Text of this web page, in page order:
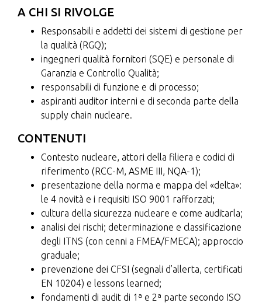
A CHI SI RIVOLGE
Responsabili e addetti dei sistemi di gestione per
la qualità (RGQ);
ingegneri qualità fornitori (SQE) e personale di
Garanzia e Controllo Qualità;
responsabili di funzione e di processo;
aspiranti auditor interni e di seconda parte della
supply chain nucleare.
CONTENUTI
Contesto nucleare, attori della filiera e codici di
riferimento (RCC-M, ASME III, NQA-1);
presentazione della norma e mappa del «delta»:
le 4 novità e i requisiti ISO 9001 rafforzati;
cultura della sicurezza nucleare e come auditarla;
analisi dei rischi; determinazione e classificazione
degli ITNS (con cenni a FMEA/FMECA); approccio
graduale;
prevenzione dei CFSI (segnali d’allerta, certificati
EN 10204) e lessons learned;
fondamenti di audit di 1ª e 2ª parte secondo ISO